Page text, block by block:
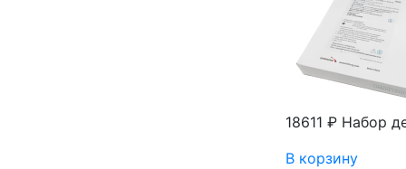
18611 ₽ Набор
В корзину